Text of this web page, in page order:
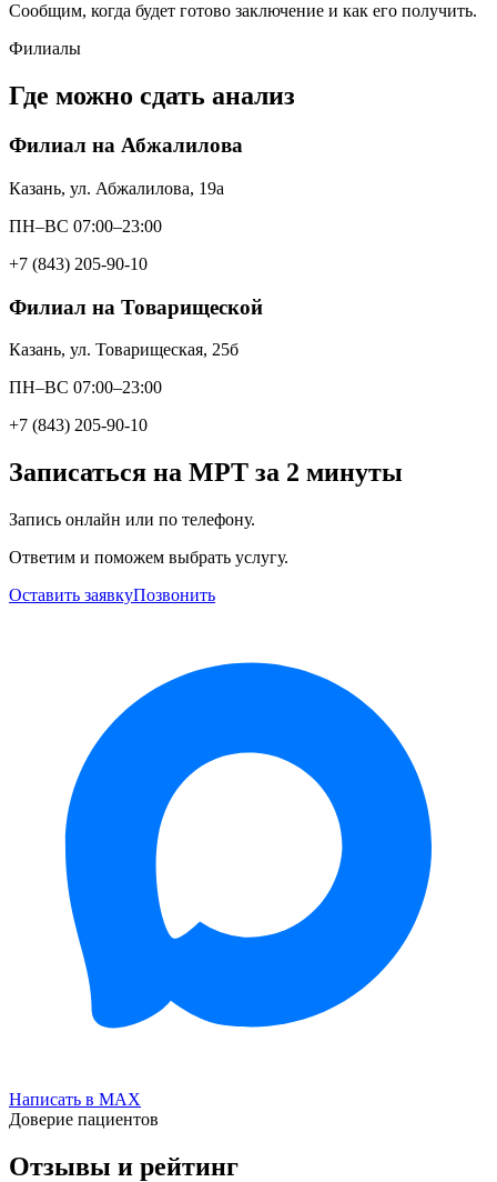
Сообщим, когда будет готово заключение и как его получить.
Филиалы
Где можно сдать анализ
Филиал на Абжалилова
Казань, ул. Абжалилова, 19а
ПН–ВС 07:00–23:00
+7 (843) 205-90-10
Филиал на Товарищеской
Казань, ул. Товарищеская, 25б
ПН–ВС 07:00–23:00
+7 (843) 205-90-10
Записаться на МРТ за 2 минуты
Запись онлайн или по телефону.
Ответим и поможем выбрать услугу.
Оставить заявкуПозвонить
Написать в MAX
Доверие пациентов
Отзывы и рейтинг